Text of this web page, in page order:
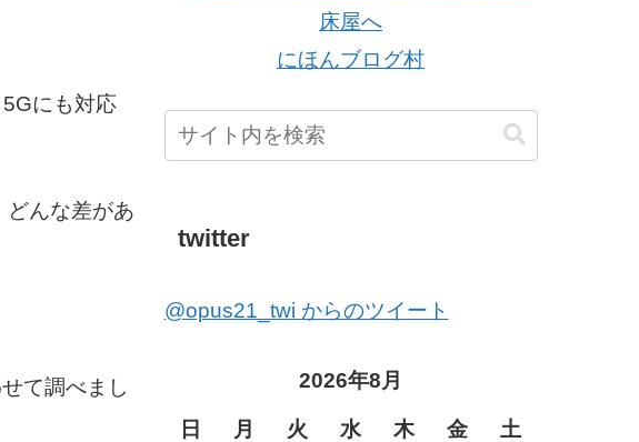
にも対応
どんな差があ
て調べまし
にほんブログ村
twitter
@opus21_twi からのツイート
2026年8月
日 月 火 水 木 金 土